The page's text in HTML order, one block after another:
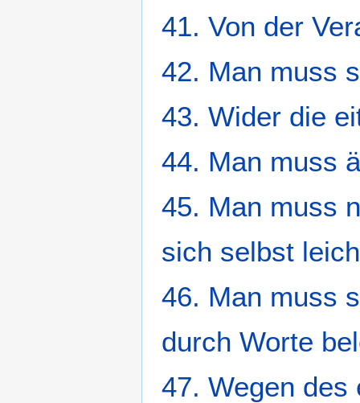
41. Von der
42. Man muss
43. Wider die
44. Man muss
45. Man muss
sich selbst
46. Man muss
durch Worte
47. Wegen des